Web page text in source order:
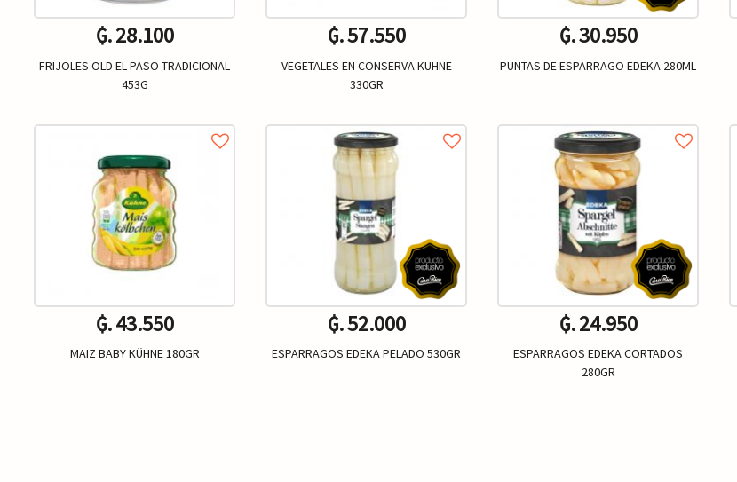
₲. 28.100
FRIJOLES OLD EL PASO TRADICIONAL
453G
₲. 43.550
MAIZ BABY KÜHNE 180GR
₲. 57.550
VEGETALES EN CONSERVA KUHNE
330GR
₲. 52.000
ESPARRAGOS EDEKA PELADO 530GR
₲. 30.950
PUNTAS DE ESPARRAGO EDEKA 280ML
₲. 24.950
ESPARRAGOS EDEKA CORTADOS
280GR